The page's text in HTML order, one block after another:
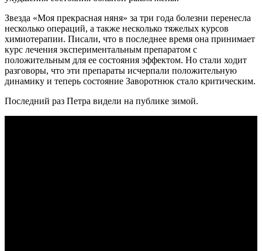
Звезда «Моя прекрасная няня» за три года болезни перенесла
несколько операций, а также несколько тяжелых курсов
химиотерапии. Писали, что в последнее время она принимает
курс лечения экспериментальным препаратом с
положительным для ее состояния эффектом. Но стали ходит
разговоры, что эти препараты исчерпали положительную
динамику и теперь состояние Заворотнюк стало критическим.
Последний раз Петра видели на публике зимой.